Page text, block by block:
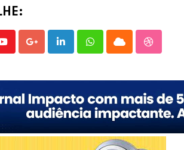
YoutubeGoogle+LinkedInWhatsappCloud